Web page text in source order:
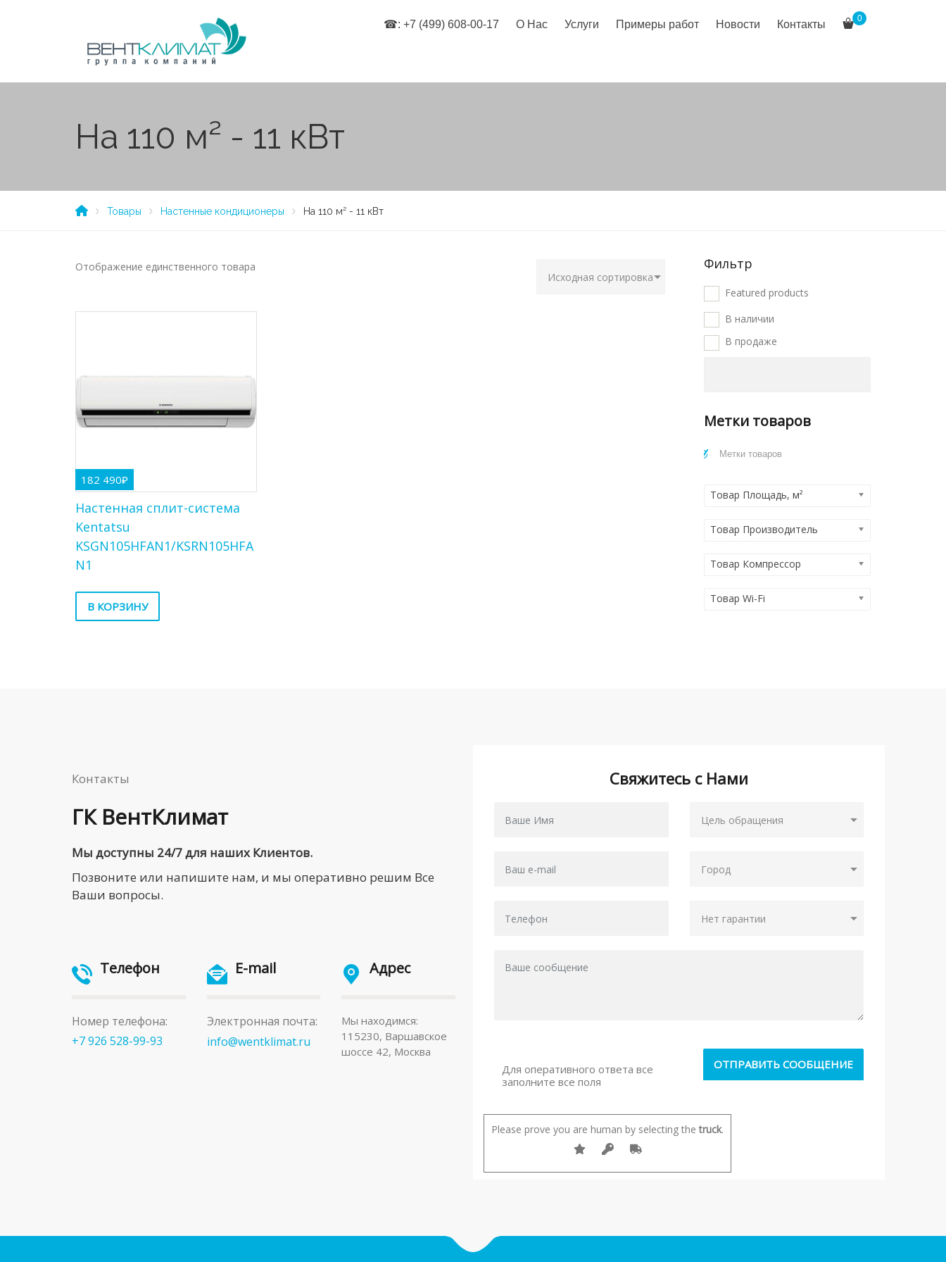
☎: +7 (499) 608-00-17 О Нас Услуги Примеры работ Новости Контакты 0
На 110 м² - 11 кВт
Товары Настенные кондиционеры На 110 м² - 11 кВт
Отображение единственного товара
182 490₽
Настенная сплит-система
Kentatsu
KSGN105HFAN1/KSRN105HFA
N1
В КОРЗИНУ
Фильтр
Featured products
В наличии
В продаже
Метки товаров
Товар Площадь, м²
Товар Производитель
Товар Компрессор
Товар Wi-Fi
Контакты
ГК ВентКлимат
Мы доступны 24/7 для наших Клиентов.
Позвоните или напишите нам, и мы оперативно решим Все
Ваши вопросы.
Телефон
Номер телефона:
+7 926 528-99-93
E-mail
Электронная почта:
info@wentklimat.ru
Адрес
Мы находимся:
115230, Варшавское
шоссе 42, Москва
Свяжитесь с Нами
Для оперативного ответа все
заполните все поля
Please prove you are human by selecting the truck.